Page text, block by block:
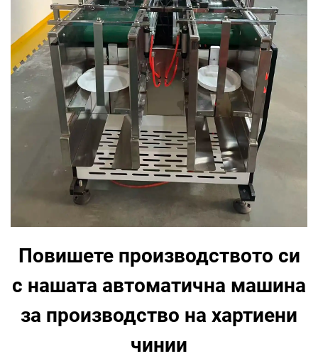
Повишете производството си
с нашата автоматична машина
за производство на хартиени
чинии